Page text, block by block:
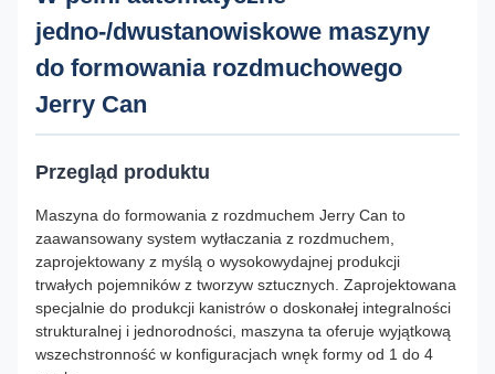
jedno-/dwustanowiskowe maszyny
do formowania rozdmuchowego
Jerry Can
Przegląd produktu
Maszyna do formowania z rozdmuchem Jerry Can to
zaawansowany system wytłaczania z rozdmuchem,
zaprojektowany z myślą o wysokowydajnej produkcji
trwałych pojemników z tworzyw sztucznych. Zaprojektowana
specjalnie do produkcji kanistrów o doskonałej integralności
strukturalnej i jednorodności, maszyna ta oferuje wyjątkową
wszechstronność w konfiguracjach wnęk formy od 1 do 4